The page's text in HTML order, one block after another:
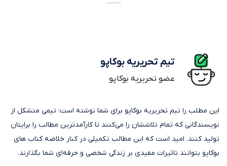
تیم تحریریه بوکاپو
عضو تحریریه بوکاپو
این مطلب را تیم تحریریه بوکاپو برای شما نوشته است؛ تیمی متشکل از
نویسندگانی که تمام تلاششان را می‌کنند تا کارآمدترین مطالب را برایتان
تولید کنند. امید است که این مطالب تکمیلی در کنار خلاصه کتاب های
بوکاپو بتوانند تاثیرات مفیدی بر زندگی شخصی و حرفه‌ای شما بگذارند.